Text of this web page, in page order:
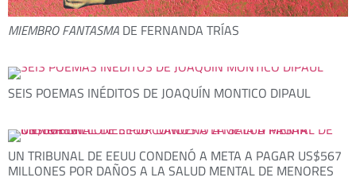
MIEMBRO FANTASMA DE FERNANDA TRÍAS
SEIS POEMAS INÉDITOS DE JOAQUÍN MONTICO DIPAUL
UN TRIBUNAL DE EEUU CONDENÓ A META A PAGAR US$567
MILLONES POR DAÑOS A LA SALUD MENTAL DE MENORES